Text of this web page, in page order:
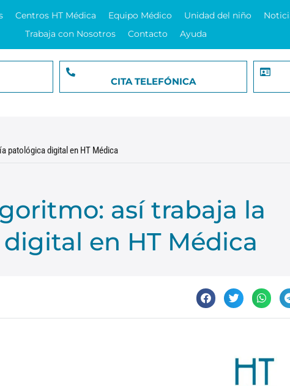
Centros HT Médica Equipo Médico Unidad del niño
Trabaja con Nosotros
Contacto Ayuda
CITA TELEFÓNICA
patológica digital en HT Médica
así trabaja la
en HT Médica